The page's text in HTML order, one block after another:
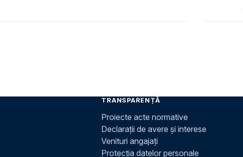
TRANSPARENȚĂ
Proiecte acte normative
Declarații de avere și interese
Venituri angajați
Protecția datelor personale